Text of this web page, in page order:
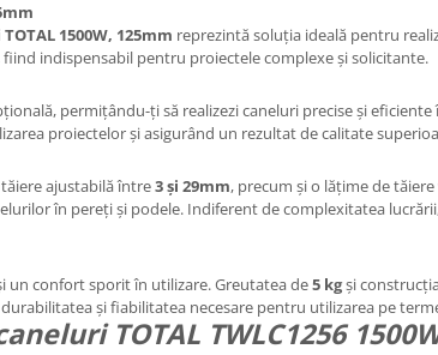
1500W, 125mm reprezintă soluția ideală pentru
indispensabil pentru proiectele complexe și solicitante.
permițându-ți să realizezi caneluri precise și
proiectelor și asigurând un rezultat de calitate
ajustabilă între3 și 29mm, precum și o lățime de
în pereți și podele. Indiferent de complexitatea
un confort sporit în utilizare. Greutatea de5 kgși
și fiabilitatea necesare pentru utilizarea pe
TOTAL TWLC1256